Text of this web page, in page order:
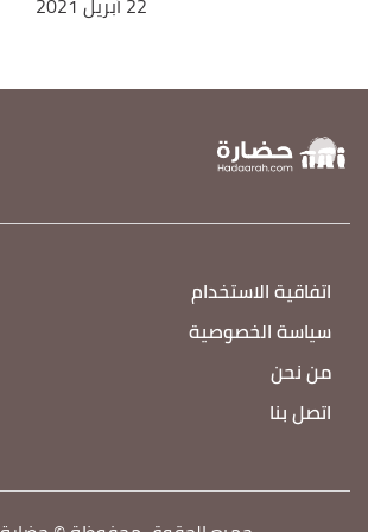
اتفاقية الاستخدام
سياسة الخصوصية
من نحن
اتصل بنا